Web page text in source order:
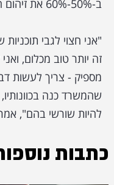
ב-50%-60% את זיהום האוויר", מספר זלצברג.
"אני חצוי לגבי
זה יותר טוב מכלום,
מספיק - צריך לעשות
שהמשרד כנה
להיות שורשי בהם",
כתבות